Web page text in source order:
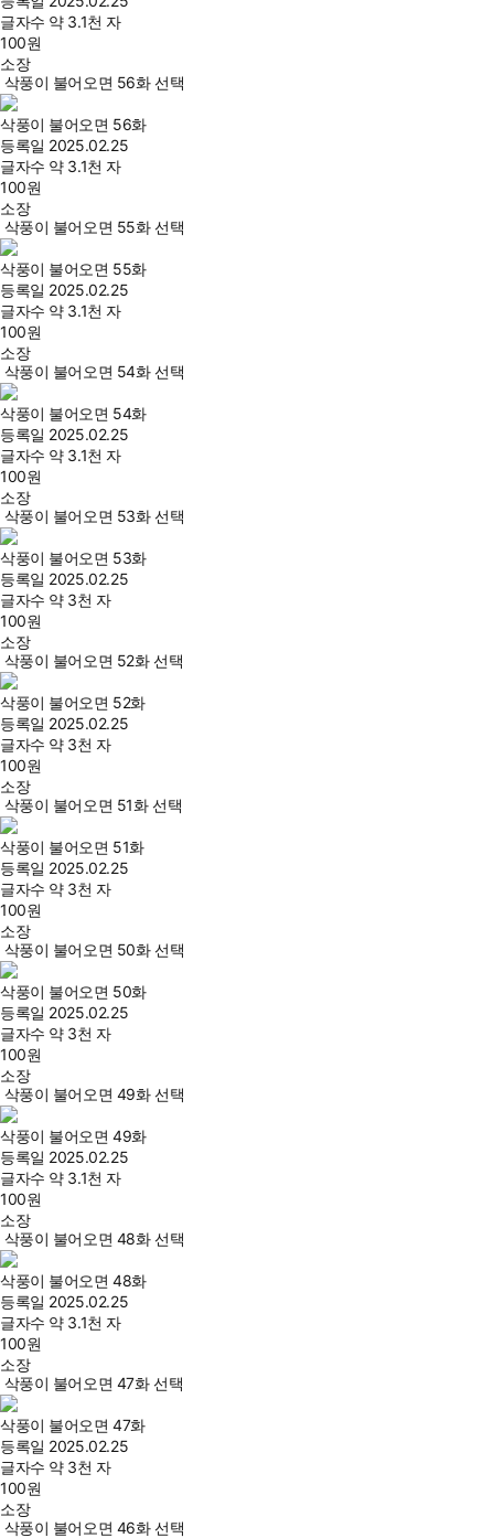
글자수 약 3.1천 자
100원
소장
삭풍이 불어오면 56화 선택
삭풍이 불어오면 56화
등록일 2025.02.25
글자수 약 3.1천 자
100원
소장
삭풍이 불어오면 55화 선택
삭풍이 불어오면 55화
등록일 2025.02.25
글자수 약 3.1천 자
100원
소장
삭풍이 불어오면 54화 선택
삭풍이 불어오면 54화
등록일 2025.02.25
글자수 약 3.1천 자
100원
소장
삭풍이 불어오면 53화 선택
삭풍이 불어오면 53화
등록일 2025.02.25
글자수 약 3천 자
100원
소장
삭풍이 불어오면 52화 선택
삭풍이 불어오면 52화
등록일 2025.02.25
글자수 약 3천 자
100원
소장
삭풍이 불어오면 51화 선택
삭풍이 불어오면 51화
등록일 2025.02.25
글자수 약 3천 자
100원
소장
삭풍이 불어오면 50화 선택
삭풍이 불어오면 50화
등록일 2025.02.25
글자수 약 3천 자
100원
소장
삭풍이 불어오면 49화 선택
삭풍이 불어오면 49화
등록일 2025.02.25
글자수 약 3.1천 자
100원
소장
삭풍이 불어오면 48화 선택
삭풍이 불어오면 48화
등록일 2025.02.25
글자수 약 3.1천 자
100원
소장
삭풍이 불어오면 47화 선택
삭풍이 불어오면 47화
등록일 2025.02.25
글자수 약 3천 자
100원
소장
삭풍이 불어오면 46화 선택